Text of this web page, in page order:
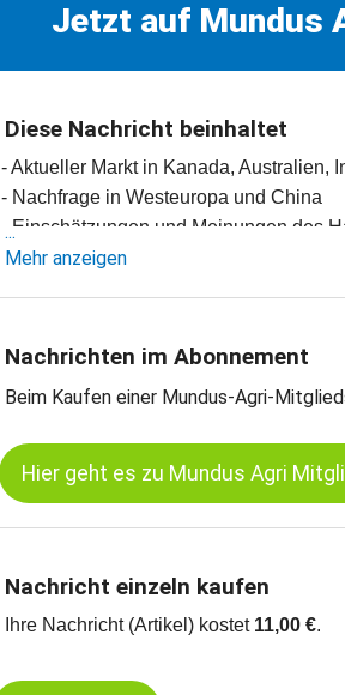
Jetzt auf Mundus
Diese Nachricht beinhaltet
- Aktueller Markt in Kanada, Australien,
- Nachfrage in Westeuropa und China
- Einschätzungen und Meinungen des
- Offizielle Ernteschätzungen
-Preischart Raps, MATIF
Mehr anzeigen
Nachrichten im Abonnement
Beim Kaufen einer Mundus-Agri-
Hier geht es zu Mundus Agri
Nachricht einzeln kaufen
Ihre Nachricht (Artikel) kostet 11,00 €.